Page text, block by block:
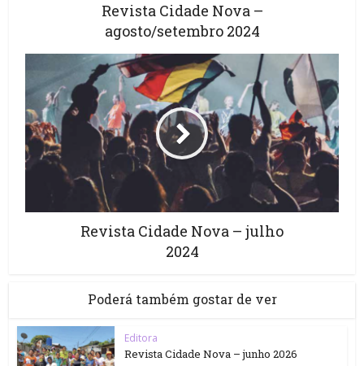
Revista Cidade Nova –
agosto/setembro 2024
Revista Cidade Nova – julho
2024
Poderá também gostar de ver
Editora
Revista Cidade Nova – junho 2026